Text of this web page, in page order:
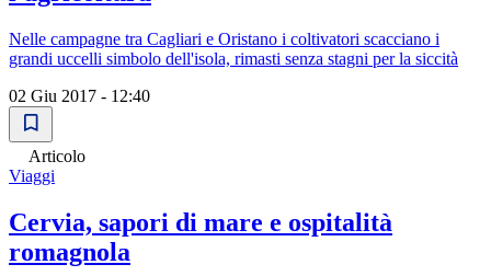
Nelle campagne tra Cagliari e Oristano i coltivatori scacciano i
grandi uccelli simbolo dell'isola, rimasti senza stagni per la siccità
02 Giu 2017 - 12:40
Articolo
Viaggi
Cervia, sapori di mare e ospitalità
romagnola